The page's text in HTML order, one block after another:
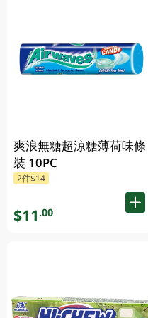
爽浪無糖超涼糖薄荷味條
裝 10PC
2件$14
$11.00